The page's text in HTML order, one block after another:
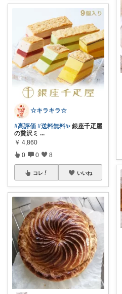
☆キラキラ☆
#高評価 #送料無料✨ 銀座千疋屋
の贅沢ミ ...
￥ 4,860
0 0 8
コレ いいね